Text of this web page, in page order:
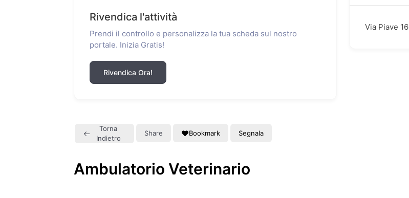
Rivendica l'attività
Prendi il controllo e personalizza la tua scheda sul nostro
portale. Inizia Gratis!
Rivendica Ora!
Torna
Indietro
Share Bookmark Segnala
Ambulatorio Veterinario
Via Piave 16